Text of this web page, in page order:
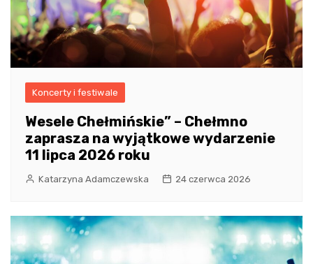
Koncerty i festiwale
Wesele Chełmińskie” – Chełmno
zaprasza na wyjątkowe wydarzenie
11 lipca 2026 roku
Katarzyna Adamczewska 24 czerwca 2026